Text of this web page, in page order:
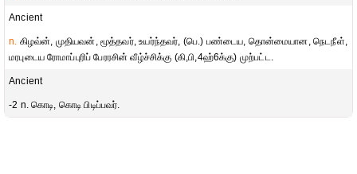
Ancient
n. கிழவ்ன், முதியவன், மூத்தவர், உயர்ந்தவர், (பெ.) பண்டைய, தொன்மையான, நெடநீள்,
மரபுடைய ரோமாப்புரிப் பேரரசின் வீழ்ச்சிக்கு (கி,பி,4ஹ்6க்கு) முற்பட்ட.
Ancient
-2 n. கொடி, கொடி பிடிப்பவர்.